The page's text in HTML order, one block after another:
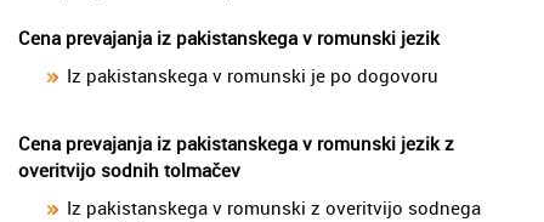
Cena prevajanja iz pakistanskega v romunski jezik
Iz pakistanskega v romunski je po dogovoru
Cena prevajanja iz pakistanskega v romunski jezik z
overitvijo sodnih tolmačev
Iz pakistanskega v romunski z overitvijo sodnega